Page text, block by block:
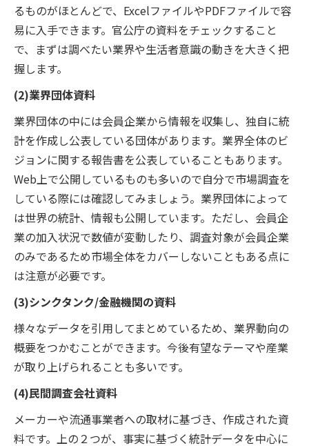
るものがほとんどで、ExcelファイルやPDFファイルで容
易に入手できます。官公庁の資料をチェックすること
で、まずは調べたい業界や生活者意識の動きを大きく把
握します。
(2)業界団体資料
業界団体の中には会員企業から情報を収集し、独自に統
計を作成し公表している団体があります。業界全体のビ
ジョンに関する報告書を公表していることもあります。
Web上で公開しているものも多いので自分で市場調査を
している際には確認してみましょう。業界団体によって
は世界の統計、情報も公開しています。ただし、会員企
業の加入状況で数値が変動したり、調査対象が会員企業
のみであるため市場全体をカバーしないこともある点に
は注意が必要です。
(3)シンクタンク/金融機関の資料
様々なデータを引用してまとめているため、業界動向の
概要をつかむことができます。今後有望なテーマや産業
が取り上げられることも多いです。
(4)民間調査会社資料
メーカーや流通事業者への取材に基づき、作成された資
料です。上の２つが、事実に基づく統計データを中心に